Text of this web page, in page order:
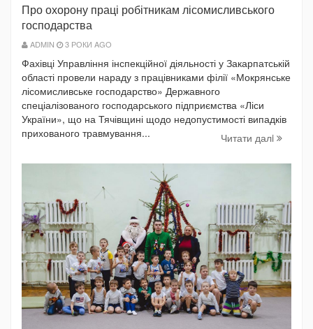
Про охорону праці робітникам лісомисливського
господарства
ADMIN 3 РОКИ AGO
Фахівці Управління інспекційної діяльності у Закарпатській
області провели нараду з працівниками філії «Мокрянське
лісомисливське господарство» Державного
спеціалізованого господарського підприємства «Ліси
України», що на Тячівщині щодо недопустимості випадків
прихованого травмування...
Читати далi